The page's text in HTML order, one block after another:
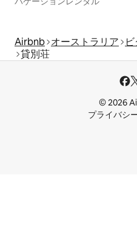
Airbnb オーストラリア
貸別荘
© 2026
プライバシ